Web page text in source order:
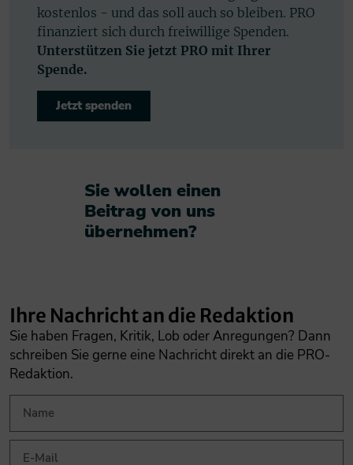
kostenlos - und das soll auch so bleiben. PRO
finanziert sich durch freiwillige Spenden.
Unterstützen Sie jetzt PRO mit Ihrer
Spende.
Jetzt spenden
Sie wollen einen
Beitrag von uns
übernehmen?​
Ihre Nachricht an die Redaktion
Sie haben Fragen, Kritik, Lob oder Anregungen? Dann
schreiben Sie gerne eine Nachricht direkt an die PRO-
Redaktion.